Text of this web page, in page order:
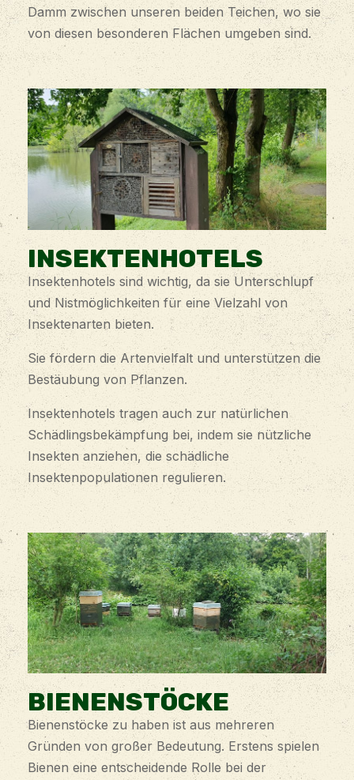
Damm zwischen unseren beiden Teichen, wo sie
von diesen besonderen Flächen umgeben sind.
INSEKTENHOTELS
Insektenhotels sind wichtig, da sie Unterschlupf
und Nistmöglichkeiten für eine Vielzahl von
Insektenarten bieten.
Sie fördern die Artenvielfalt und unterstützen die
Bestäubung von Pflanzen.
Insektenhotels tragen auch zur natürlichen
Schädlingsbekämpfung bei, indem sie nützliche
Insekten anziehen, die schädliche
Insektenpopulationen regulieren.
BIENENSTÖCKE
Bienenstöcke zu haben ist aus mehreren
Gründen von großer Bedeutung. Erstens spielen
Bienen eine entscheidende Rolle bei der